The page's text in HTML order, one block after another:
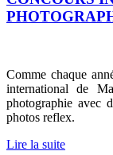
Comme chaque
international de
photographie avec
photos reflex.
Lire la suite